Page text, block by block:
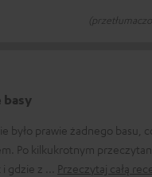
basy
było prawie żadnego basu,
Po kilkukrotnym
gdzie z
Przeczytaj całą